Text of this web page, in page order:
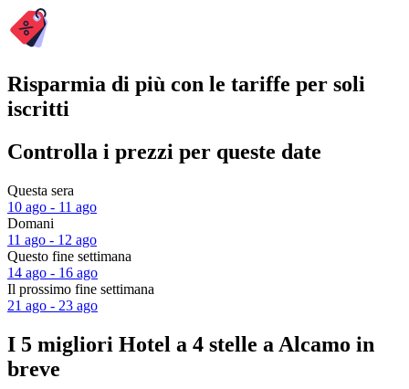
Risparmia di più con le tariffe per soli
iscritti
Controlla i prezzi per queste date
Questa sera
10 ago - 11 ago
Domani
11 ago - 12 ago
Questo fine settimana
14 ago - 16 ago
Il prossimo fine settimana
21 ago - 23 ago
I 5 migliori Hotel a 4 stelle a Alcamo in
breve